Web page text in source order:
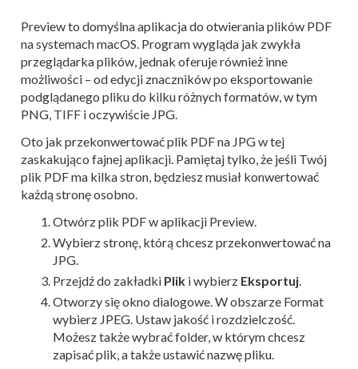
Preview to domyślna aplikacja do otwierania plików PDF
na systemach macOS. Program wygląda jak zwykła
przeglądarka plików, jednak oferuje również inne
możliwości – od edycji znaczników po eksportowanie
podglądanego pliku do kilku różnych formatów, w tym
PNG, TIFF i oczywiście JPG.
Oto jak przekonwertować plik PDF na JPG w tej
zaskakująco fajnej aplikacji. Pamiętaj tylko, że jeśli Twój
plik PDF ma kilka stron, będziesz musiał konwertować
każdą stronę osobno.
Otwórz plik PDF w aplikacji Preview.
Wybierz stronę, którą chcesz przekonwertować na
JPG.
Przejdź do zakładki Plik i wybierz Eksportuj.
Otworzy się okno dialogowe. W obszarze Format
wybierz JPEG. Ustaw jakość i rozdzielczość.
Możesz także wybrać folder, w którym chcesz
zapisać plik, a także ustawić nazwę pliku.